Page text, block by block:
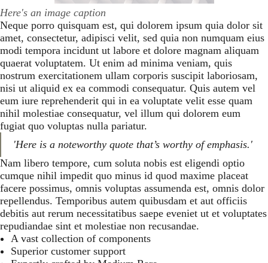
Here's an image caption
Neque porro quisquam est, qui dolorem ipsum quia dolor sit
amet, consectetur, adipisci velit, sed quia non numquam eius
modi tempora incidunt ut labore et dolore magnam aliquam
quaerat voluptatem. Ut enim ad minima veniam, quis
nostrum exercitationem ullam corporis suscipit laboriosam,
nisi ut aliquid ex ea commodi consequatur. Quis autem vel
eum iure reprehenderit qui in ea voluptate velit esse quam
nihil molestiae consequatur, vel illum qui dolorem eum
fugiat quo voluptas nulla pariatur.
'Here is a noteworthy quote that’s worthy of emphasis.'
Nam libero tempore, cum soluta nobis est eligendi optio
cumque nihil impedit quo minus id quod maxime placeat
facere possimus, omnis voluptas assumenda est, omnis dolor
repellendus. Temporibus autem quibusdam et aut officiis
debitis aut rerum necessitatibus saepe eveniet ut et voluptates
repudiandae sint et molestiae non recusandae.
A vast collection of components
Superior customer support